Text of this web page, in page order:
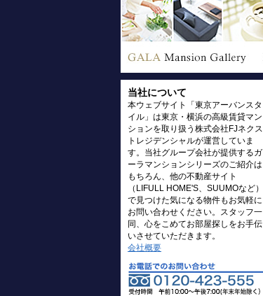
当社について
本ウェブサイト「東京アーバンスタ
イル」は東京・横浜の高級賃貸マン
ションを取り扱う株式会社FJネクス
トレジデンシャルが運営していま
す。当社グループ会社が提供するガ
ーラマンションシリーズのご紹介は
もちろん、他の不動産サイト
（LIFULL HOME'S、SUUMOなど）
で見つけた気になる物件もお気軽に
お問い合わせください。スタッフ一
同、心をこめてお部屋探しをお手伝
いさせていただきます。
会社概要